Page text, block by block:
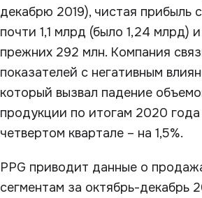
декабрю 2019), чистая прибыль
почти 1,1 млрд (было 1,24 млрд)
прежних 292 млн. Компания
показателей с негативным
который вызвал падение
продукции по итогам 2020 года
четвертом квартале – на 1,5%.
PPG приводит данные о
сегментам за октябрь-декабрь